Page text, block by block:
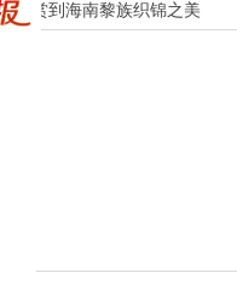
欣赏到海南黎族织锦之美